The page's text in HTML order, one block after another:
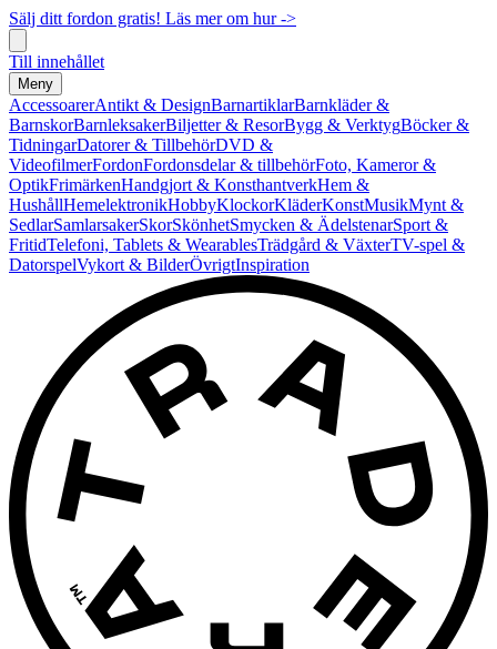
Sälj ditt fordon gratis! Läs mer om hur ->
Till innehållet
Meny
AccessoarerAntikt & DesignBarnartiklarBarnkläder &
BarnskorBarnleksakerBiljetter & ResorBygg & VerktygBöcker &
TidningarDatorer & TillbehörDVD &
VideofilmerFordonFordonsdelar & tillbehörFoto, Kameror &
OptikFrimärkenHandgjort & KonsthantverkHem &
HushållHemelektronikHobbyKlockorKläderKonstMusikMynt &
SedlarSamlarsakerSkorSkönhetSmycken & ÄdelstenarSport &
FritidTelefoni, Tablets & WearablesTrädgård & VäxterTV-spel &
DatorspelVykort & BilderÖvrigtInspiration